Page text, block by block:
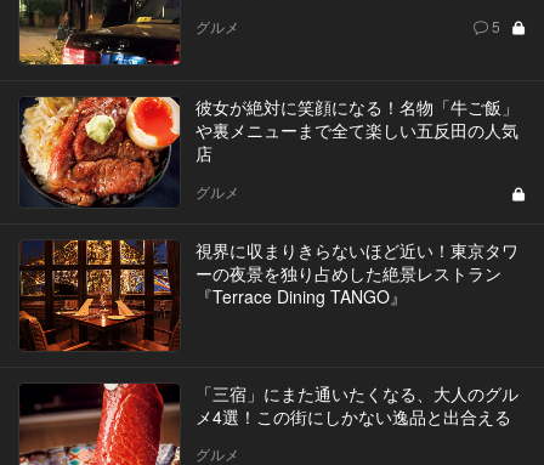
グルメ 5
彼女が絶対に笑顔になる！名物「牛ご飯」
や裏メニューまで全て楽しい五反田の人気
店
グルメ
視界に収まりきらないほど近い！東京タワ
ーの夜景を独り占めした絶景レストラン
『Terrace Dining TANGO』
「三宿」にまた通いたくなる、大人のグル
メ4選！この街にしかない逸品と出合える
グルメ